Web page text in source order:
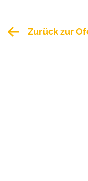
Zurück zur